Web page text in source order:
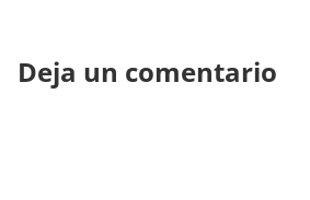
Deja un comentario